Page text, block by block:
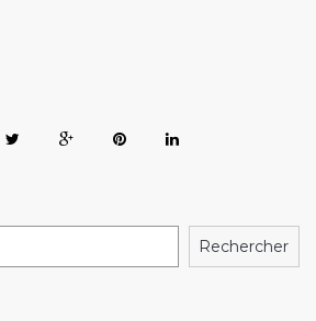
Rechercher